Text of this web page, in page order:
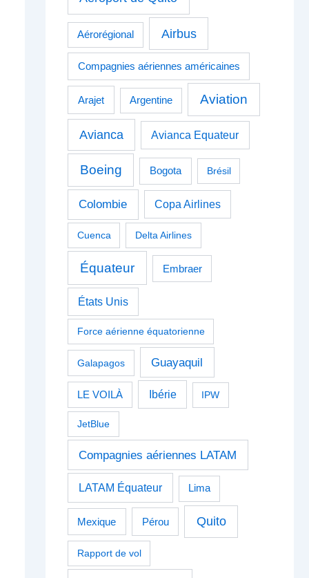
Aérorégional Airbus
Compagnies aériennes américaines
Arajet Argentine Aviation
Avianca Avianca Equateur
Boeing Bogota Brésil
Colombie Copa Airlines
Cuenca Delta Airlines
Équateur Embraer
États Unis
Force aérienne équatorienne
Galapagos Guayaquil
LE VOILÀ Ibérie IPW
JetBlue
Compagnies aériennes LATAM
LATAM Équateur Lima
Mexique Pérou Quito
Rapport de vol